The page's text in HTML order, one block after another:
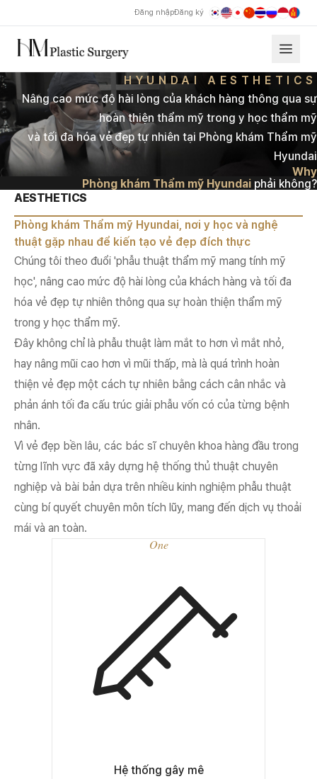
Đăng nhậpĐăng ký
Điểm đặc biệt của Phòng khám Thẩm mỹ Hyundai
HYUNDAI AESTHETICS
Nâng cao mức độ hài lòng của khách hàng thông qua sự
hoàn thiện thẩm mỹ trong y học thẩm mỹ
và tối đa hóa vẻ đẹp tự nhiên tại Phòng khám Thẩm mỹ
Hyundai
Why
Phòng khám Thẩm mỹ Hyundai phải không?
Tại sao lại là Phòng khám Thẩm mỹ Hyundai?
Phòng khám Thẩm mỹ Hyundai nâng cao mức độ hài lòng của
AESTHETICS
Phòng khám Thẩm mỹ Hyundai, nơi y học và nghệ
thuật gặp nhau để kiến tạo vẻ đẹp đích thực
Chúng tôi theo đuổi 'phẫu thuật thẩm mỹ mang tính mỹ
học', nâng cao mức độ hài lòng của khách hàng và tối đa
hóa vẻ đẹp tự nhiên thông qua sự hoàn thiện thẩm mỹ
trong y học thẩm mỹ.
Đây không chỉ là phẫu thuật làm mắt to hơn vì mắt nhỏ,
hay nâng mũi cao hơn vì mũi thấp, mà là quá trình hoàn
thiện vẻ đẹp một cách tự nhiên bằng cách cân nhắc và
phản ánh tối đa cấu trúc giải phẫu vốn có của từng bệnh
nhân.
Vì vẻ đẹp bền lâu, các bác sĩ chuyên khoa hàng đầu trong
từng lĩnh vực đã xây dựng hệ thống thủ thuật chuyên
nghiệp và bài bản dựa trên nhiều kinh nghiệm phẫu thuật
cùng bí quyết chuyên môn tích lũy, mang đến dịch vụ thoải
mái và an toàn.
One
Hệ thống gây mê